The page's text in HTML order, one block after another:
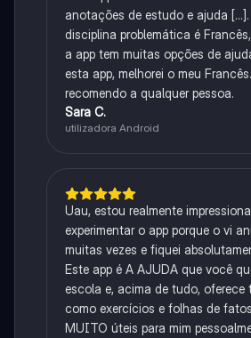
anotações de estudo e ajuda
disciplina problemática é
a app tem muitas opções de
esta app, melhorei o meu
recomendo a qualquer pessoa.
Sara C.
utilizadora Android
Uau, estou realmente
experimentar o app porque o vi
muitas vezes e fiquei
Este app é A AJUDA que você
escola e, acima de tudo, oferece
como exercícios e folhas de
MUITO úteis para mim